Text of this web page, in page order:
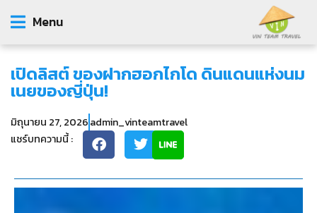
Menu
เปิดลิสต์ ของฝากฮอกไกโด ดินแดนแห่งนม
เนยของญี่ปุ่น!
มิถุนายน 27, 2026admin_vinteamtravel
แชร์บทความนี้ :